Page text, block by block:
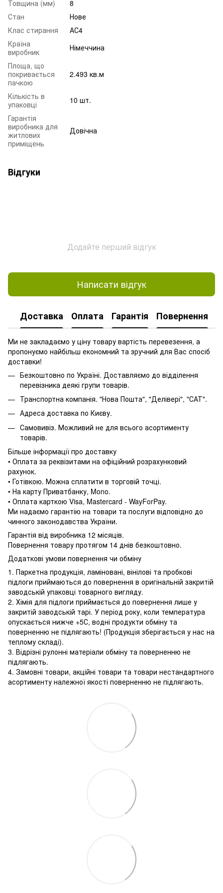
Товщина (мм)
8
Стан
Нове
Клас стирання
АС4
Країна
виробник
Німеччина
Площа, що
покривається
пачкою
2.493 кв.м
Кількість в
упаковці
10 шт.
Гарантія
виробника для
житлових
приміщень
Довічна
Відгуки
Додайте перший відгук
Написати відгук
Доставка Оплата Гарантія Повернення
Ми не закладаємо у ціну товару вартість перевезення, а
пропонуємо найбільш економний та зручний для Вас спосіб
доставки!
Безкоштовно по Україні. Доставляємо до відділення
перевізника деякі групи товарів.
Транспортна компанія. "Нова Пошта", "Делівері", "САТ".
Адреса доставка по Києву.
Самовивіз. Можливий не для всього асортименту
товарів.
Більше інформації про доставку
• Оплата за реквізитами на офіційний розрахунковий
рахунок.
• Готівкою. Можна сплатити в торговій точці.
• На карту Приватбанку, Mono.
• Оплата карткою Visa, Mastercard - WayForPay.
Ми надаємо гарантію на товари та послуги відповідно до
чинного законодавства України.
Гарантія від виробника 12 місяців.
Повернення товару протягом 14 днів безкоштовно.
Додаткові умови повернення чи обміну
1. Паркетна продукція, ламіновані, вінілові та пробкові
підлоги приймаються до повернення в оригінальній закритій
заводській упаковці товарного вигляду.
2. Хімія для підлоги приймається до повернення лише у
закритій заводській тарі. У період року, коли температура
опускається нижче +5С, водні продукти обміну та
поверненню не підлягають! (Продукція зберігається у нас на
теплому складі).
3. Відрізні рулонні матеріали обміну та поверненню не
підлягають.
4. Замовні товари, акційні товари та товари нестандартного
асортименту належної якості поверненню не підлягають.